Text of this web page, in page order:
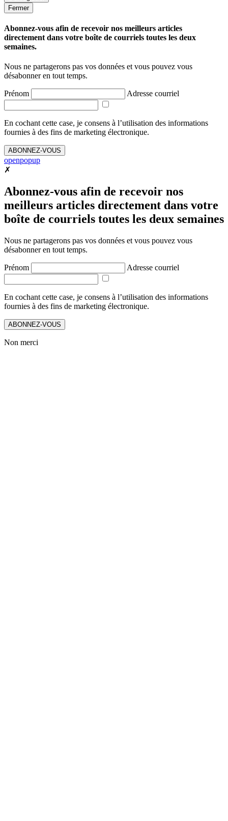
Fermer
Abonnez-vous afin de recevoir nos meilleurs articles
directement dans votre boîte de courriels toutes les deux
semaines.
Nous ne partagerons pas vos données et vous pouvez vous
désabonner en tout temps.
Prénom Adresse courriel
En cochant cette case, je consens à l’utilisation des informations
fournies à des fins de marketing électronique.
ABONNEZ-VOUS
openpopup
✗
Abonnez-vous afin de recevoir nos
meilleurs articles directement dans votre
boîte de courriels toutes les deux semaines
Nous ne partagerons pas vos données et vous pouvez vous
désabonner en tout temps.
Prénom Adresse courriel
En cochant cette case, je consens à l’utilisation des informations
fournies à des fins de marketing électronique.
ABONNEZ-VOUS
Non merci